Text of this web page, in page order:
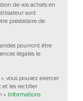
de vos achats en
sont
prestataire de
pourront être
légales le
», vous pouvez exercer
et les rectifier
« Informations